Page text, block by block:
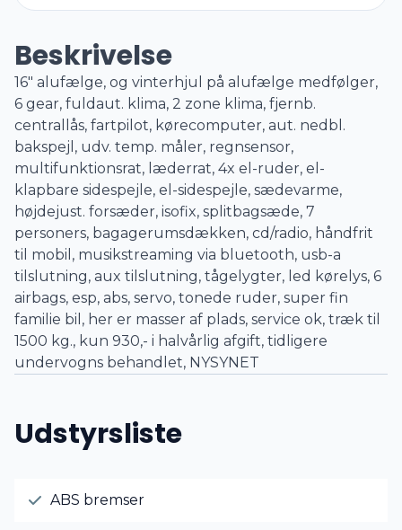
Beskrivelse
16" alufælge, og vinterhjul på alufælge medfølger,
6 gear, fuldaut. klima, 2 zone klima, fjernb.
centrallås, fartpilot, kørecomputer, aut. nedbl.
bakspejl, udv. temp. måler, regnsensor,
multifunktionsrat, læderrat, 4x el-ruder, el-
klapbare sidespejle, el-sidespejle, sædevarme,
højdejust. forsæder, isofix, splitbagsæde, 7
personers, bagagerumsdækken, cd/radio, håndfrit
til mobil, musikstreaming via bluetooth, usb-a
tilslutning, aux tilslutning, tågelygter, led kørelys, 6
airbags, esp, abs, servo, tonede ruder, super fin
familie bil, her er masser af plads, service ok, træk til
1500 kg., kun 930,- i halvårlig afgift, tidligere
undervogns behandlet, NYSYNET
Udstyrsliste
ABS bremser